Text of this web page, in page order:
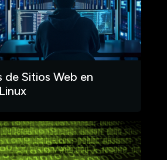
de Sitios Web en